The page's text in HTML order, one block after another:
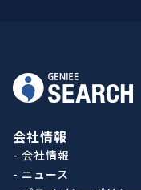
会社情報
- 会社情報
- ニュース